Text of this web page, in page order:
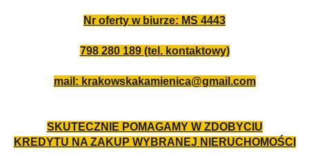
Nr oferty w biurze: MS 4443
798 280 189 (tel. kontaktowy)
mail: krakowskakamienica@gmail.com
SKUTECZNIE POMAGAMY W ZDOBYCIU
KREDYTU NA ZAKUP WYBRANEJ NIERUCHOMOŚCI